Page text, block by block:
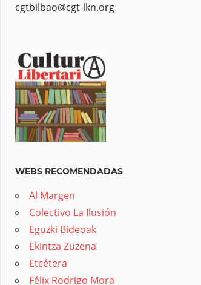
cgtbilbao@cgt-lkn.org
WEBS RECOMENDADAS
Al Margen
Colectivo La Ilusión
Eguzki Bideoak
Ekintza Zuzena
Etcétera
Félix Rodrigo Mora